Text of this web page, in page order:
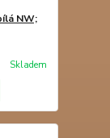
NW;
Skladem